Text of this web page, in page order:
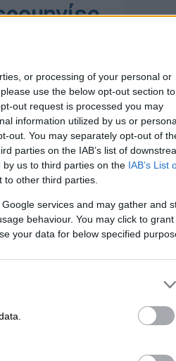
or processing of your personal or
use the below opt-out section to
out request is processed you may
information utilized by us or
out. You may separately opt-out of
parties on the IAB’s list of
us to third parties on the IAB’s List
to other third parties.
services and may gather and
behaviour. You may click to
your data for below specified